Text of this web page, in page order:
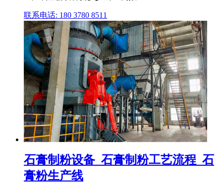
联系电话: 180 3780 8511
石膏制粉设备_石膏制粉工艺流程_石
膏粉生产线